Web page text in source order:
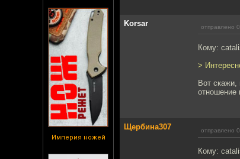
Империя ножей
Korsar отправлено
Кому:
>
Вот скажи,
отношение
Щербина307 отправлено
Кому: